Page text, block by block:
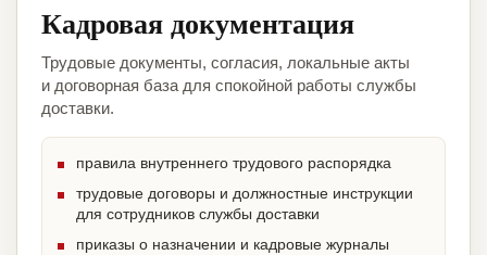
Кадровая документация
Трудовые документы, согласия, локальные акты
и договорная база для спокойной работы службы
доставки.
правила внутреннего трудового распорядка
трудовые договоры и должностные инструкции
для сотрудников службы доставки
приказы о назначении и кадровые журналы